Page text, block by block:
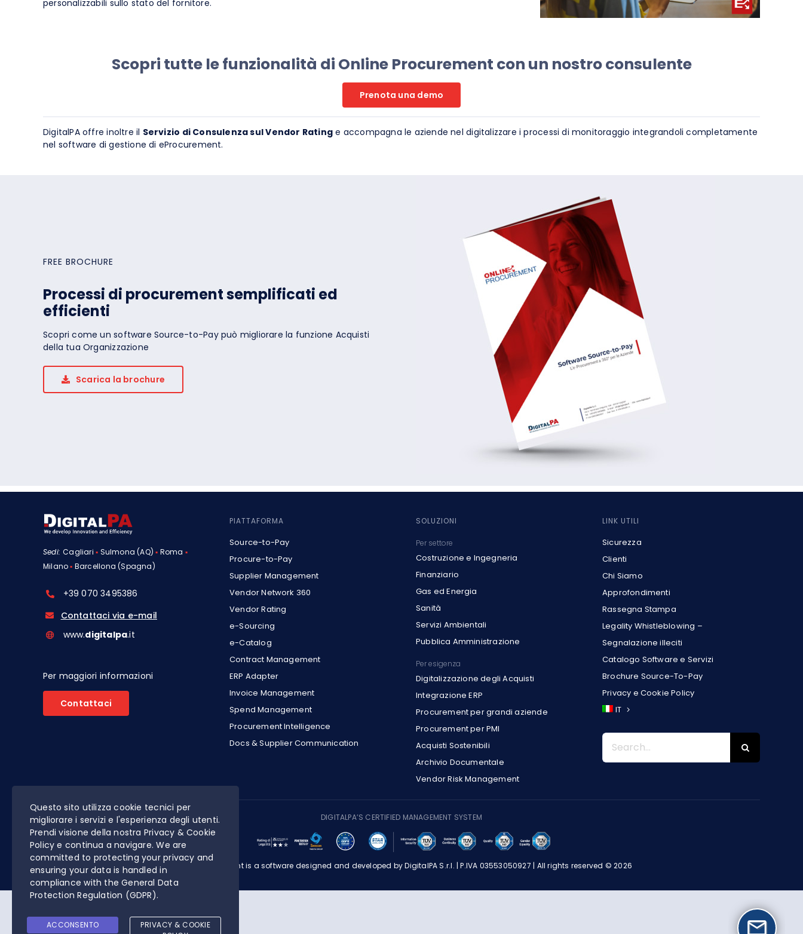
personalizzabili sullo stato del fornitore.
Scopri tutte le funzionalità di Online Procurement con un nostro consulente
Prenota una demo
DigitalPA offre inoltre il Servizio di Consulenza sul Vendor Rating e accompagna le aziende nel digitalizzare i processi di monitoraggio integrandoli completamente
nel software di gestione di eProcurement.
FREE BROCHURE
Processi di procurement semplificati ed
efficienti
Scopri come un software Source-to-Pay può migliorare la funzione Acquisti
della tua Organizzazione
Scarica la brochure
Sedi:Cagliari ▪ Sulmona (AQ)▪ Roma ▪
Milano▪ Barcellona (Spagna)
+39 070 3495386
Contattaci via e-mail
www.digitalpa.it
Per maggiori informazioni
Contattaci
PIATTAFORMA
Source-to-Pay
Procure-to-Pay
Supplier Management
Vendor Network 360
Vendor Rating
e-Sourcing
e-Catalog
Contract Management
ERP Adapter
Invoice Management
Spend Management
Procurement Intelligence
Docs & Supplier Communication
SOLUZIONI
Per settore
Costruzione e Ingegneria
Finanziario
Gas ed Energia
Sanità
Servizi Ambientali
Pubblica Amministrazione
Per esigenza
Digitalizzazione degli Acquisti
Integrazione ERP
Procurement per grandi aziende
Procurement per PMI
Acquisti Sostenibili
Archivio Documentale
Vendor Risk Management
LINK UTILI
Sicurezza
Clienti
Chi Siamo
Approfondimenti
Rassegna Stampa
Legality Whistleblowing –
Segnalazione illeciti
Catalogo Software e Servizi
Brochure Source-To-Pay
Privacy e Cookie Policy
IT
Search
for:
DIGITALPA’S CERTIFIED MANAGEMENT SYSTEM
Online Procurement is a software designed and developed by DigitalPA S.r.l. | P.IVA 03553050927 | All rights reserved © 2026
Questo sito utilizza cookie tecnici per
migliorare i servizi e l'esperienza degli utenti.
Prendi visione della nostra Privacy & Cookie
Policy e continua a navigare. We are
committed to protecting your privacy and
ensuring your data is handled in
compliance with theGeneral Data
Protection Regulation (GDPR).
ACCONSENTO
PRIVACY & COOKIE